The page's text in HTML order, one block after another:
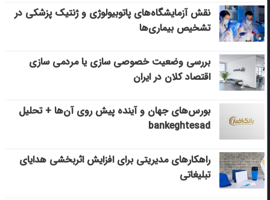
نقش آزمایشگاه‌های پاتوبیولوژی و ژنتیک پزشکی در
تشخیص بیماری‌ها
بررسی وضعیت خصوصی سازی یا مردمی سازی
اقتصاد کلان در ایران
بورس‌های جهان و آینده پیش روی آن‌ها + تحلیل
bankeghtesad
راهکارهای مدیریتی برای افزایش اثربخشی هدایای
تبلیغاتی